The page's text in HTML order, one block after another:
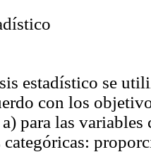
estadístico se
con los
para las